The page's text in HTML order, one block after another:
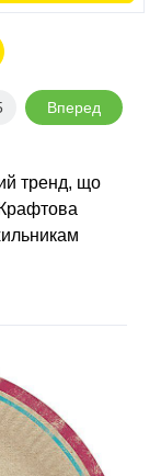
Вперед
тренд, що